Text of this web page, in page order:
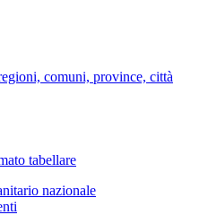
comuni, province, città
tabellare
nazionale